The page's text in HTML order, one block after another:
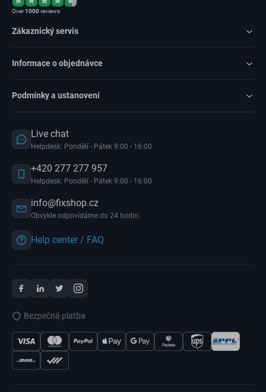
Over1000reviews
Zákaznický servis
Informace o objednávce
Podmínky a ustanovení
Live chat
Helpdesk: Pondělí - Pátek 9:00 - 16:00
+420 277 277 957
Helpdesk: Pondělí - Pátek 9:00 - 16:00
info@fixshop.cz
Obvykle odpovídáme do 24 hodin.
Help center / FAQ
Bezpečná platba